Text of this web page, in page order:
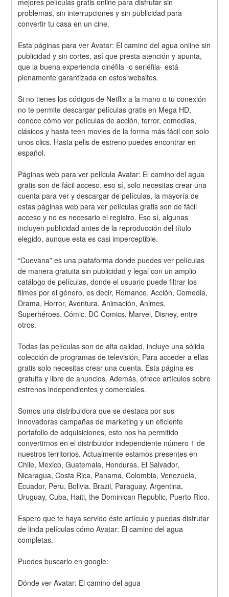
mejores películas gratis online para disfrutar sin
problemas, sin interrupciones y sin publicidad para
convertir tu casa en un cine.
Esta páginas para ver Avatar: El camino del agua online sin
publicidad y sin cortes, así que presta atención y apunta,
que la buena experiencia cinéfila -o seriéfila- está
plenamente garantizada en estos websites.
Si no tienes los códigos de Netflix a la mano o tu conexión
no te permite descargar películas gratis en Mega HD,
conoce cómo ver películas de acción, terror, comedias,
clásicos y hasta teen movies de la forma más fácil con solo
unos clics. Hasta pelis de estreno puedes encontrar en
español.
Páginas web para ver película Avatar: El camino del agua
gratis son de fácil acceso. eso sí, solo necesitas crear una
cuenta para ver y descargar de películas, la mayoría de
estas páginas web para ver películas gratis son de fácil
acceso y no es necesario el registro. Eso sí, algunas
incluyen publicidad antes de la reproducción del título
elegido, aunque esta es casi imperceptible.
“Cuevana” es una plataforma donde puedes ver películas
de manera gratuita sin publicidad y legal con un amplio
catálogo de películas, donde el usuario puede filtrar los
filmes por el género, es decir, Romance, Acción, Comedia,
Drama, Horror, Aventura, Animación, Animes,
Superhéroes. Cómic. DC Comics, Marvel, Disney, entre
otros.
Todas las películas son de alta calidad, incluye una sólida
colección de programas de televisión, Para acceder a ellas
gratis solo necesitas crear una cuenta. Esta página es
gratuita y libre de anuncios. Además, ofrece artículos sobre
estrenos independientes y comerciales.
Somos una distribuidora que se destaca por sus
innovadoras campañas de marketing y un eficiente
portafolio de adquisiciones, esto nos ha permitido
convertirnos en el distribuidor independiente número 1 de
nuestros territorios. Actualmente estamos presentes en
Chile, Mexico, Guatemala, Honduras, El Salvador,
Nicaragua, Costa Rica, Panama, Colombia, Venezuela,
Ecuador, Peru, Bolivia, Brazil, Paraguay, Argentina,
Uruguay, Cuba, Haiti, the Dominican Republic, Puerto Rico.
Espero que te haya servido éste artículo y puedas disfrutar
de linda películas cómo Avatar: El camino del agua
completas.
Puedes buscarlo en google:
Dónde ver Avatar: El camino del agua